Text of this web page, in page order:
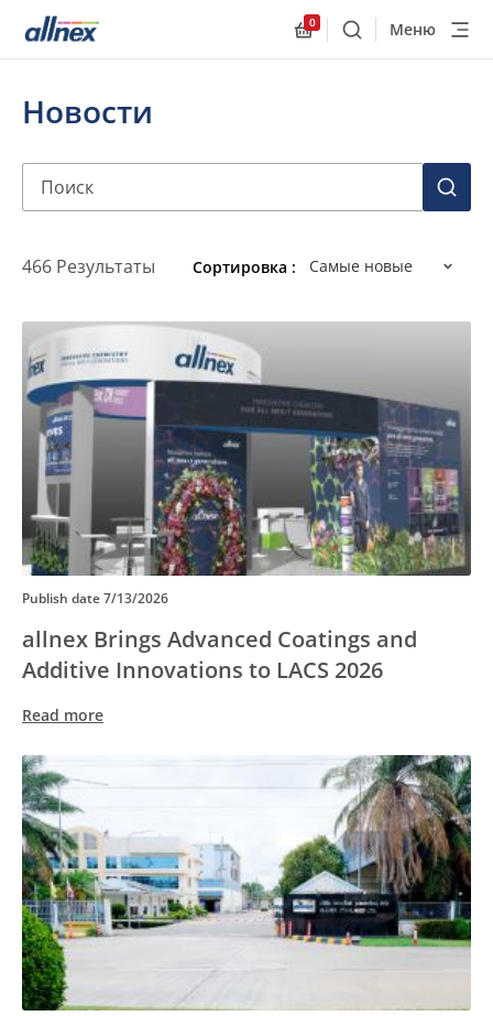
0
ПоискМеню
Новости
466 Результаты Сортировка : Самые новые
Publish date7/13/2026
allnex Brings Advanced Coatings and
Additive Innovations to LACS 2026
Read more